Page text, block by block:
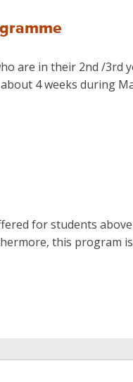
are in their 2nd /
4 weeks during
for students
this program